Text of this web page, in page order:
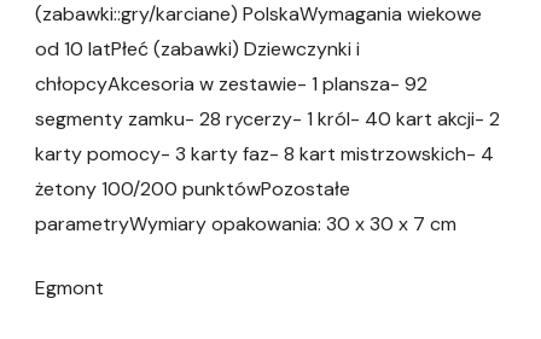
(zabawki::gry/karciane) PolskaWymagania wiekowe
od 10 latPłeć (zabawki) Dziewczynki i
chłopcyAkcesoria w zestawie- 1 plansza- 92
segmenty zamku- 28 rycerzy- 1 król- 40 kart akcji- 2
karty pomocy- 3 karty faz- 8 kart mistrzowskich- 4
żetony 100/200 punktówPozostałe
parametryWymiary opakowania: 30 x 30 x 7 cm
Egmont